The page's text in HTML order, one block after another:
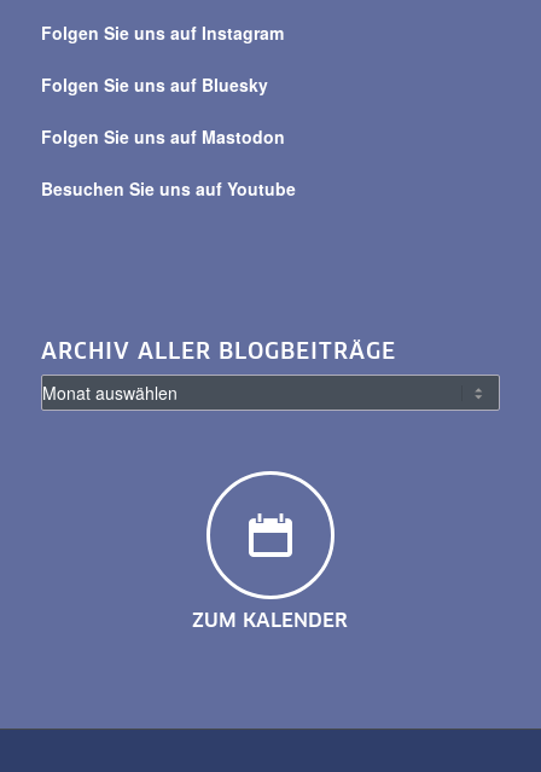
alle
Folgen Sie uns auf Instagram
Folgen Sie uns auf Bluesky
Folgen Sie uns auf Mastodon
Besuchen Sie uns auf Youtube
ARCHIV ALLER BLOGBEITRÄGE
ZUM KALENDER